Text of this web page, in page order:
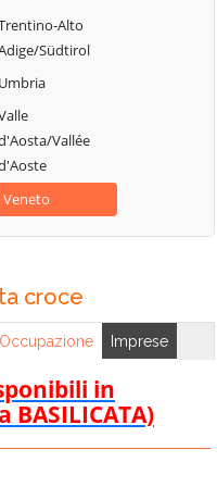
Alto
Südtirol
Umbria
Vallée
Veneto
croce
Occupazione Imprese
in